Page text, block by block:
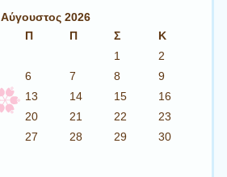
Αύγουστος 2026
Π Π Σ
Κ
1
2
6 7 8
9
13 14 15
16
20 21 22
23
27 28 29
30